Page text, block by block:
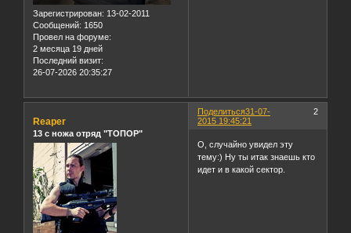
Зарегистрирован: 13-02-2011
Сообщений: 1650
Провел на форуме:
2 месяца 19 дней
Последний визит:
26-07-2026 20:35:27
Поделиться 2
31-07-
2015 19:45:21
Reaper
13 с ножа отряд "ТОПОР"
О, случайно увидел эту
тему:) Ну ты итак знаешь кто
идет и в какой сектор.